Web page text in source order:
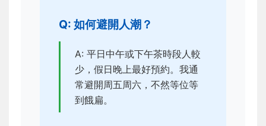
Q: 如何避開人潮？
A: 平日中午或下午茶時段人較
少，假日晚上最好預約。我通
常避開周五周六，不然等位等
到餓扁。